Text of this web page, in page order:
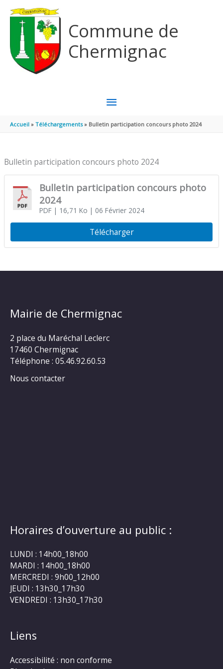
Commune de
Chermignac
MENU
PRINCIPAL
Accueil Téléchargements Bulletin participation concours photo 2024
Bulletin participation concours photo 2024
Bulletin participation concours photo
2024
PDF| 16,71 Ko | 06 Février 2024
Télécharger
Mairie de Chermignac
2 place du Maréchal Leclerc
17460 Chermignac
Téléphone : 05.46.92.60.53
Nous contacter
Horaires d’ouverture au public :
LUNDI : 14h00_18h00
MARDI : 14h00_18h00
MERCREDI : 9h00_12h00
JEUDI : 13h30_17h30
VENDREDI : 13h30_17h30
Liens
Accessibilité : non conforme